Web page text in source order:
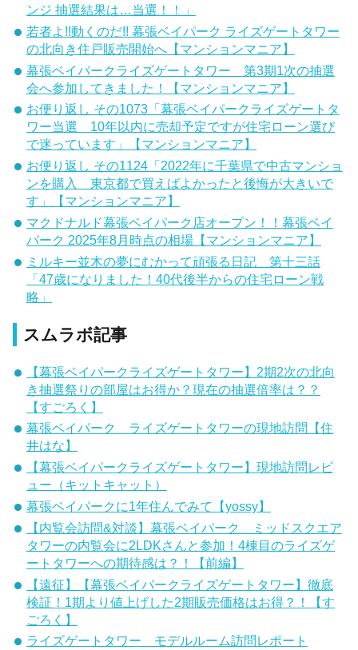
ンジ 抽選結果は…当選！！」
若者よ!!動くのだ!! 幕張ベイパーク ライズゲートタワー
の北向き住戸販売開始へ【マンションマニア】
幕張ベイパークライズゲートタワー 第3期1次の抽選
会へ参加してきました！【マンションマニア】
お便り返し その1073「幕張ベイパークライズゲートタ
ワー当選 10年以内に売却予定ですが住宅ローン選び
で迷っています」【マンションマニア】
お便り返し その1124「2022年に千葉県で中古マンショ
ンを購入 東京都で買えばよかったと後悔が大きいで
す」【マンションマニア】
マクドナルド幕張ベイパーク店オープン！！幕張ベイ
パーク 2025年8月時点の相場【マンションマニア】
ミルキー並木の夢にむかって頑張る日記 第十三話
「47歳になりました！40代後半からの住宅ローン戦
略」
スムラボ記事
【幕張ベイパークライズゲートタワー】2期2次の北向
き抽選祭りの部屋はお得か？現在の抽選倍率は？？
【すごろく】
幕張ベイパーク ライズゲートタワーの現地訪問【住
井はな】
【幕張ベイパークライズゲートタワー】現地訪問レビ
ュー（キットキャット）
幕張ベイパークに1年住んでみて【yossy】
【内覧会訪問&対談】幕張ベイパーク ミッドスクエア
タワーの内覧会に2LDKさんと参加！4棟目のライズゲ
ートタワーへの期待感は？！【前編】
【遠征】【幕張ベイパークライズゲートタワー】徹底
検証！1期より値上げした2期販売価格はお得？！【す
ごろく】
ライズゲートタワー モデルルーム訪問レポート